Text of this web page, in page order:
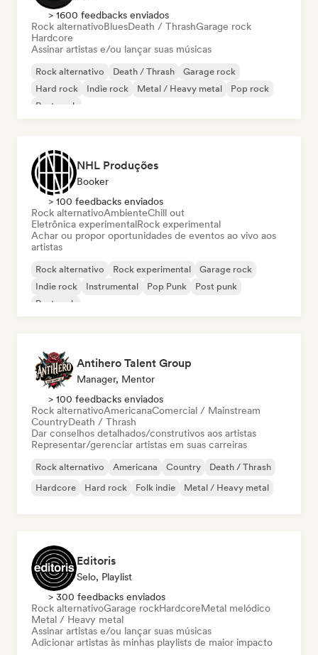
> 1600 feedbacks enviados
Rock alternativoBluesDeath / ThrashGarage rock
Hardcore
Assinar artistas e/ou lançar suas músicas
Rock alternativo Death / Thrash
Garage rock
Hard rock
Indie rock Metal / Heavy metal
Pop rock
Post punk
NHL Produções
Booker
> 100 feedbacks enviados
Rock alternativoAmbienteChill out
Eletrônica experimentalRock experimental
Achar ou propor oportunidades de eventos ao vivo aos
artistas
Rock alternativo Rock experimental
Garage rock
Indie rock
Instrumental Pop Punk
Post punk
Post rock
Antihero Talent Group
Manager, Mentor
> 100 feedbacks enviados
Rock alternativoAmericanaComercial / Mainstream
CountryDeath / Thrash
Dar conselhos detalhados/construtivos aos artistas
Representar/gerenciar artistas em suas carreiras
Rock alternativo Americana Country
Death / Thrash
Hardcore
Hard rock Folk indie Metal / Heavy metal
Editoris
Selo, Playlist
> 300 feedbacks enviados
Rock alternativoGarage rockHardcoreMetal melódico
Metal / Heavy metal
Assinar artistas e/ou lançar suas músicas
Adicionar artistas às minhas playlists de maior impacto